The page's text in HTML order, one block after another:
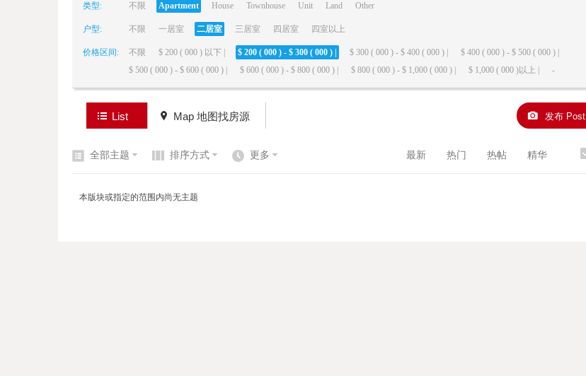
类型: 不限 Apartment House Townhouse Unit Land Other
户型: 不限 一居室 二居室 三居室 四居室 四室以上
价格区间: 不限 $ 200 ( 000 ) 以下 | $ 200 ( 000 ) - $ 300 ( 000 ) | $ 300 ( 000 ) - $ 400 ( 000 ) |
$ 400 ( 000 ) - $ 500 ( 000 ) |
$ 500 ( 000 ) - $ 600 ( 000 ) |
$ 600 ( 000 ) - $ 800 ( 000 ) | $ 800 ( 000 ) - $ 1,000 ( 000 ) | $ 1,000 ( 000 )以上 | -
List Map 地图找房源 发布 Post
全部主题 排序方式 更多 最新 热门 热帖 精华
本版块或指定的范围内尚无主题